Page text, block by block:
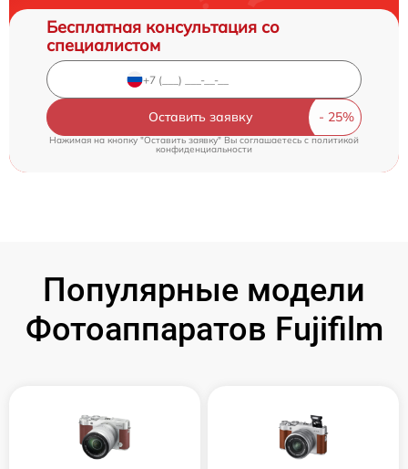
Бесплатная консультация со
специалистом
Оставить заявку
Нажимая на кнопку "Оставить заявку" Вы соглашаетесь c политикой
конфиденциальности
Популярные модели
Фотоаппаратов Fujifilm